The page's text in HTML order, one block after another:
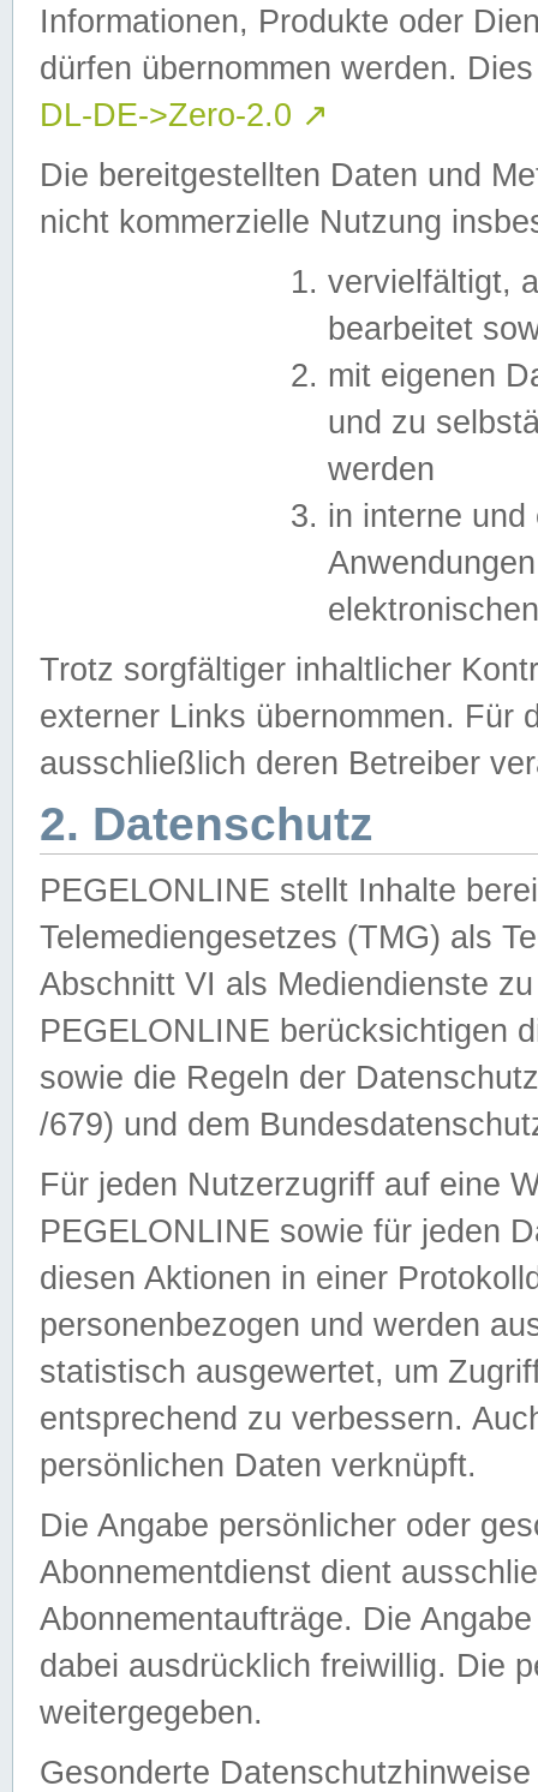
Informationen, Produkte oder
dürfen übernommen werden.
DL-DE->Zero-2.0 ↗
Die bereitgestellten Daten und
nicht kommerzielle Nutzung
vervielfältigt,
bearbeitet
mit eigenen
und zu
werden
in interne
Trotz sorgfältiger inhaltlicher
externer Links übernommen. Für
ausschließlich deren Betreiber
2. Datenschutz
PEGELONLINE stellt Inhalte
Telemediengesetzes (TMG) als
Abschnitt VI als Mediendienste
PEGELONLINE berücksichtigen
sowie die Regeln der
/679) und dem
Für jeden Nutzerzugriff auf eine
PEGELONLINE sowie für jeden
diesen Aktionen in einer
personenbezogen und werden
statistisch ausgewertet, um
entsprechend zu verbessern.
persönlichen Daten verknüpft.
Die Angabe persönlicher oder
Abonnementdienst dient
Abonnementaufträge. Die
dabei ausdrücklich freiwillig. Die
weitergegeben.
Gesonderte